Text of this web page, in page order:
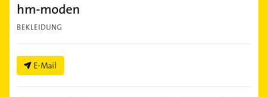
hm-moden
BEKLEIDUNG
E-Mail